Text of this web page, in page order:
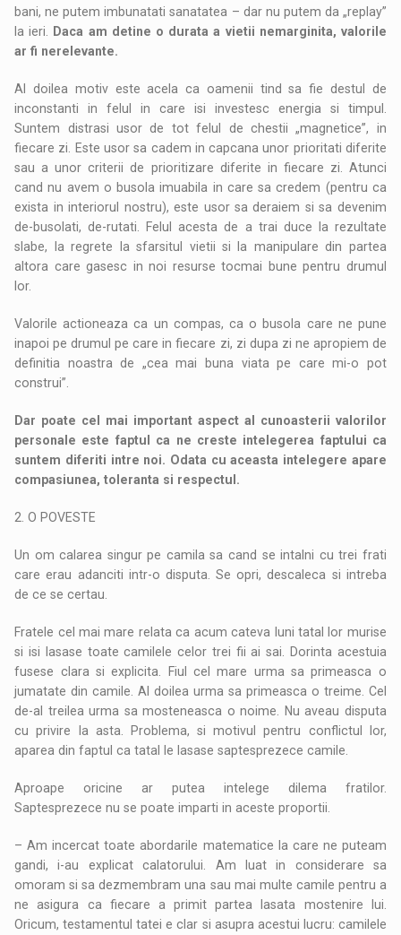
bani, ne putem imbunatati sanatatea – dar nu putem da „replay”
la ieri.
Daca am detine o durata a vietii nemarginita, valorile
ar fi nerelevante.
Al doilea motiv este acela ca oamenii tind sa fie destul de
inconstanti in felul in care isi investesc energia si timpul.
Suntem distrasi usor de tot felul de chestii „magnetice”, in
fiecare zi. Este usor sa cadem in capcana unor prioritati diferite
sau a unor criterii de prioritizare diferite in fiecare zi. Atunci
cand nu avem o busola imuabila in care sa credem (pentru ca
exista in interiorul nostru), este usor sa deraiem si sa devenim
de-busolati, de-rutati. Felul acesta de a trai duce la rezultate
slabe, la regrete la sfarsitul vietii si la manipulare din partea
altora care gasesc in noi resurse tocmai bune pentru drumul
lor.
Valorile actioneaza ca un compas, ca o busola care ne pune
inapoi pe drumul pe care in fiecare zi, zi dupa zi ne apropiem de
definitia noastra de „cea mai buna viata pe care mi-o pot
construi”.
Dar poate cel mai important aspect al cunoasterii valorilor
personale este faptul ca ne creste intelegerea faptului ca
suntem diferiti intre noi. Odata cu aceasta intelegere apare
compasiunea, toleranta si respectul.
2. O POVESTE
Un om calarea singur pe camila sa cand se intalni cu trei frati
care erau adanciti intr-o disputa. Se opri, descaleca si intreba
de ce se certau.
Fratele cel mai mare relata ca acum cateva luni tatal lor murise
si isi lasase toate camilele celor trei fii ai sai. Dorinta acestuia
fusese clara si explicita. Fiul cel mare urma sa primeasca o
jumatate din camile. Al doilea urma sa primeasca o treime. Cel
de-al treilea urma sa mosteneasca o noime. Nu aveau disputa
cu privire la asta. Problema, si motivul pentru conflictul lor,
aparea din faptul ca tatal le lasase saptesprezece camile.
Aproape oricine ar putea intelege dilema fratilor.
Saptesprezece nu se poate imparti in aceste proportii.
– Am incercat toate abordarile matematice la care ne puteam
gandi, i-au explicat calatorului. Am luat in considerare sa
omoram si sa dezmembram una sau mai multe camile pentru a
ne asigura ca fiecare a primit partea lasata mostenire lui.
Oricum, testamentul tatei e clar si asupra acestui lucru: camilele